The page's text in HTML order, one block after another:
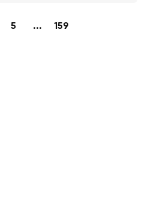
5 ... 159